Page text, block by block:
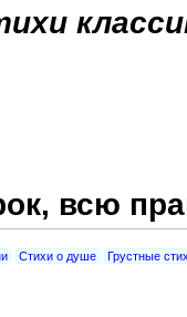
всю
Стихи о душе Грустные